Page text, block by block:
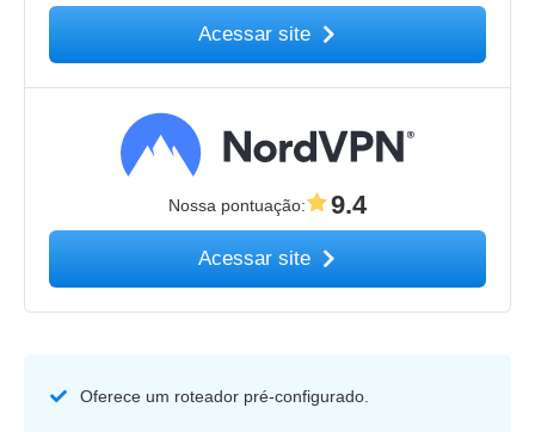
Acessar site
Nossa pontuação: 9.4
Acessar site
Oferece um roteador pré-configurado.